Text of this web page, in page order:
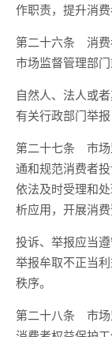
作职责，提升消
第二十六条 消费
市场监督管理部
自然人、法人或
有关行政部门举
第二十七条 市场
通和规范消费者
依法及时受理和
析应用，开展消费
投诉、举报应当
举报牟取不正当
秩序。
第二十八条 市场